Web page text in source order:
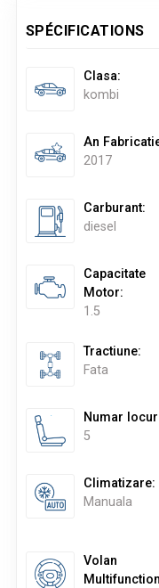
SPÉCIFICATIONS
Clasa:
kombi
An
2017
Carburant:
diesel
Capacitate
Motor:
1.5
Tractiune:
Fata
Numar
5
Climatizare:
Manuala
Volan